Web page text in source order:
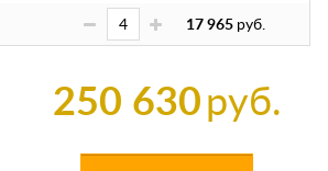
17 965 руб.
250 630руб.